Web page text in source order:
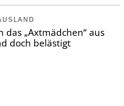
„Axtmädchen“ aus
doch belästigt